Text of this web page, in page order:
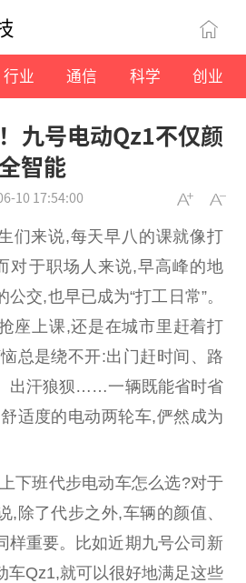
行业 通信 科学 创业
九号电动Qz1不仅颜
智能
10 17:54:00
们来说,每天早八的课就像打
对于职场人来说,早高峰的地
交,也早已成为“打工日常”。
座上课,还是在城市里赶着打
总是绕不开:出门赶时间、路
出汗狼狈……一辆既能省时省
适度的电动两轮车,俨然成为
下班代步电动车怎么选?对于
,除了代步之外,车辆的颜值、
样重要。比如近期九号公司新
车Qz1,就可以很好地满足这些